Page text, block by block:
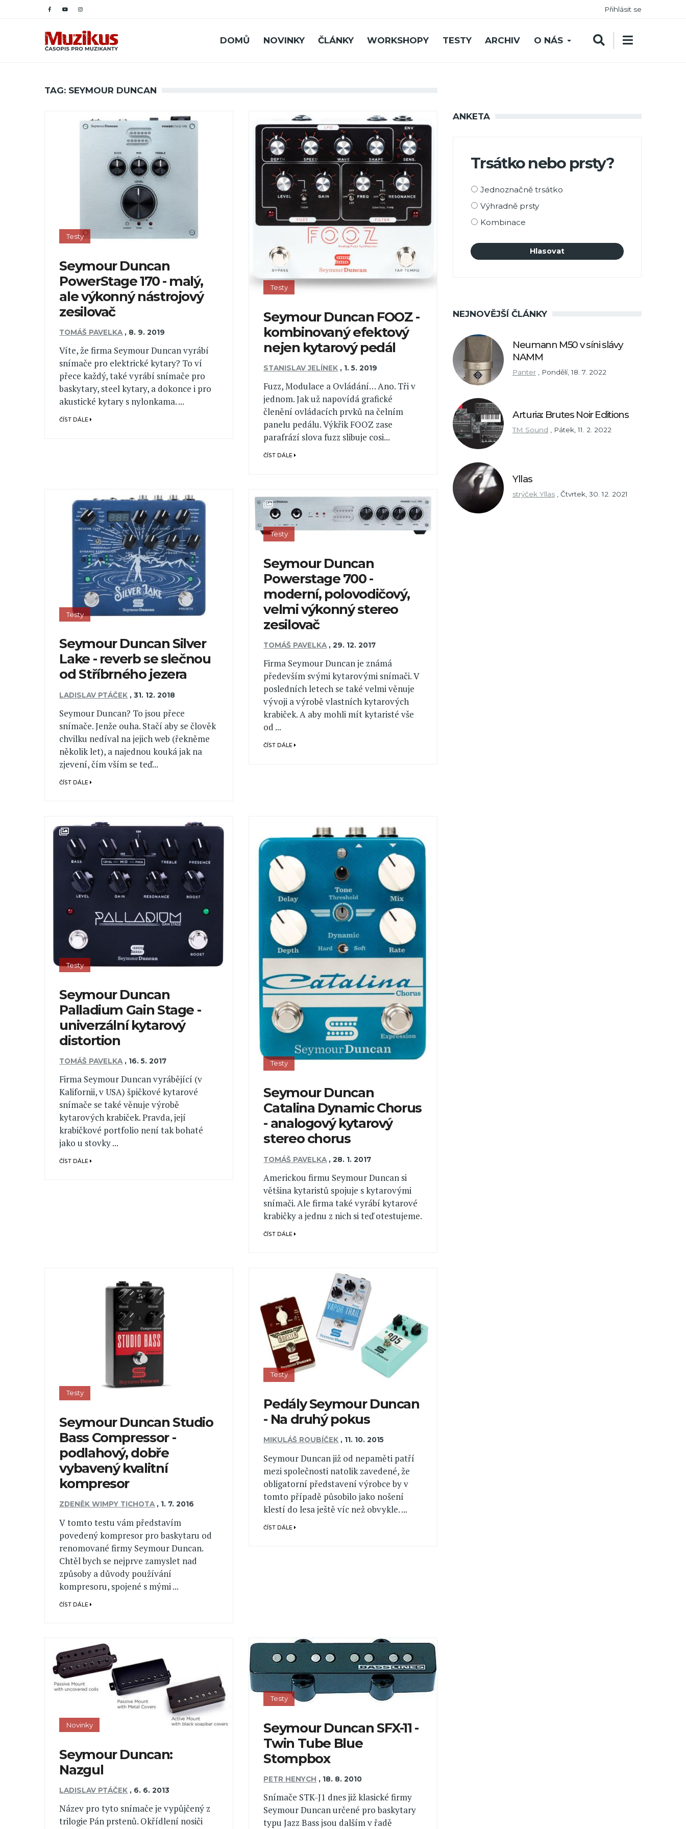
Přihlásit se
DOMŮ NOVINKY ČLÁNKY WORKSHOPY TESTY ARCHIV O NÁS
TAG: SEYMOUR DUNCAN
Testy
Seymour Duncan
PowerStage 170 - malý,
ale výkonný nástrojový
zesilovač
TOMÁŠ PAVELKA , 8. 9. 2019
Víte, že firma Seymour Duncan vyrábí
snímače pro elektrické kytary? To ví
přece každý, také vyrábí snímače pro
baskytary, steel kytary, a dokonce i pro
akustické kytary s nylonkama. ...
ČÍST DÁLE
Testy
Seymour Duncan FOOZ -
kombinovaný efektový
nejen kytarový pedál
STANISLAV JELÍNEK , 1. 5. 2019
Fuzz, Modulace a Ovládání… Ano. Tři v
jednom. Jak už napovídá grafické
členění ovládacích prvků na čelním
panelu pedálu. Výkřik FOOZ zase
parafrází slova fuzz slibuje cosi...
ČÍST DÁLE
Testy
Seymour Duncan Silver
Lake - reverb se slečnou
od Stříbrného jezera
LADISLAV PTÁČEK ,31. 12. 2018
Seymour Duncan? To jsou přece
snímače. Jenže ouha. Stačí aby se člověk
chvilku nedíval na jejich web (řekněme
několik let), a najednou kouká jak na
zjevení, čím vším se teď...
ČÍST DÁLE
Testy
Seymour Duncan
Powerstage 700 -
moderní, polovodičový,
velmi výkonný stereo
zesilovač
TOMÁŠ PAVELKA ,29. 12. 2017
Firma Seymour Duncan je známá
především svými kytarovými snímači. V
posledních letech se také velmi věnuje
vývoji a výrobě vlastních kytarových
krabiček. A aby mohli mít kytaristé vše
od ...
ČÍST DÁLE
Testy
Seymour Duncan
Palladium Gain Stage -
univerzální kytarový
distortion
TOMÁŠ PAVELKA , 16. 5. 2017
Firma Seymour Duncan vyrábějící (v
Kalifornii, v USA) špičkové kytarové
snímače se také věnuje výrobě
kytarových krabiček. Pravda, její
krabičkové portfolio není tak bohaté
jako u stovky ...
ČÍST DÁLE
Testy
Seymour Duncan
Catalina Dynamic Chorus
- analogový kytarový
stereo chorus
TOMÁŠ PAVELKA ,28. 1. 2017
Americkou firmu Seymour Duncan si
většina kytaristů spojuje s kytarovými
snímači. Ale firma také vyrábí kytarové
krabičky a jednu z nich si teď otestujeme.
ČÍST DÁLE
Testy
Seymour Duncan Studio
Bass Compressor -
podlahový, dobře
vybavený kvalitní
kompresor
ZDENĚK WIMPY TICHOTA , 1. 7. 2016
V tomto testu vám představím
povedený kompresor pro baskytaru od
renomované firmy Seymour Duncan.
Chtěl bych se nejprve zamyslet nad
způsoby a důvody používání
kompresoru, spojené s mými ...
ČÍST DÁLE
Testy
Pedály Seymour Duncan
- Na druhý pokus
MIKULÁŠ ROUBÍČEK , 11. 10. 2015
Seymour Duncan již od nepaměti patří
mezi společnosti natolik zavedené, že
obligatorní představení výrobce by v
tomto případě působilo jako nošení
klestí do lesa ještě víc než obvykle. ...
ČÍST DÁLE
Novinky
Seymour Duncan:
Nazgul
LADISLAV PTÁČEK , 6. 6. 2013
Název pro tyto snímače je vypůjčený z
trilogie Pán prstenů. Okřídlení nosiči
Testy
Seymour Duncan SFX-11 -
Twin Tube Blue
Stompbox
PETR HENYCH , 18. 8. 2010
Snímače STK-J1 dnes již klasické firmy
Seymour Duncan určené pro baskytary
typu Jazz Bass jsou dalším v řadě
ANKETA
Trsátko nebo prsty?
Možnosti
Jednoznačně trsátko
Výhradně prsty
Kombinace
NEJNOVĚJŠÍ ČLÁNKY
Neumann M50 v síni slávy
NAMM
Panter Pondělí, 18. 7. 2022
Arturia: Brutes Noir Editions
TM Sound Pátek, 11. 2. 2022
Yllas
strýček Yllas Čtvrtek, 30. 12. 2021